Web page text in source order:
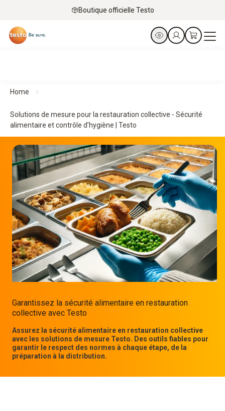
Boutique officielle Testo
Home
Solutions de mesure pour la restauration collective - Sécurité
alimentaire et contrôle d’hygiène | Testo
Garantissez la sécurité alimentaire en restauration
collective avec Testo
Assurez la sécurité alimentaire en restauration collective
avec les solutions de mesure Testo. Des outils fiables pour
garantir le respect des normes à chaque étape, de la
préparation à la distribution.